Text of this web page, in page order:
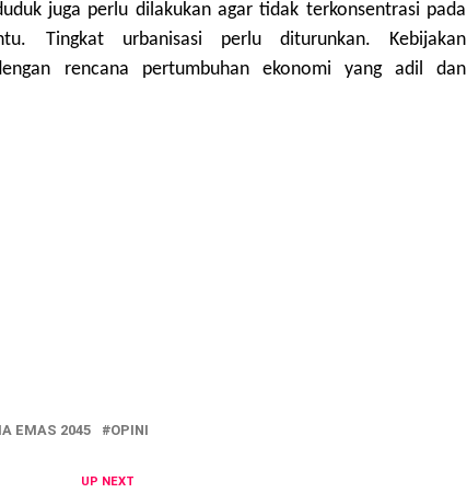
juga perlu dilakukan agar tidak terkonsentrasi pada
Tingkat urbanisasi perlu diturunkan. Kebijakan
rencana pertumbuhan ekonomi yang adil dan
EMAS 2045 OPINI
UP NEXT